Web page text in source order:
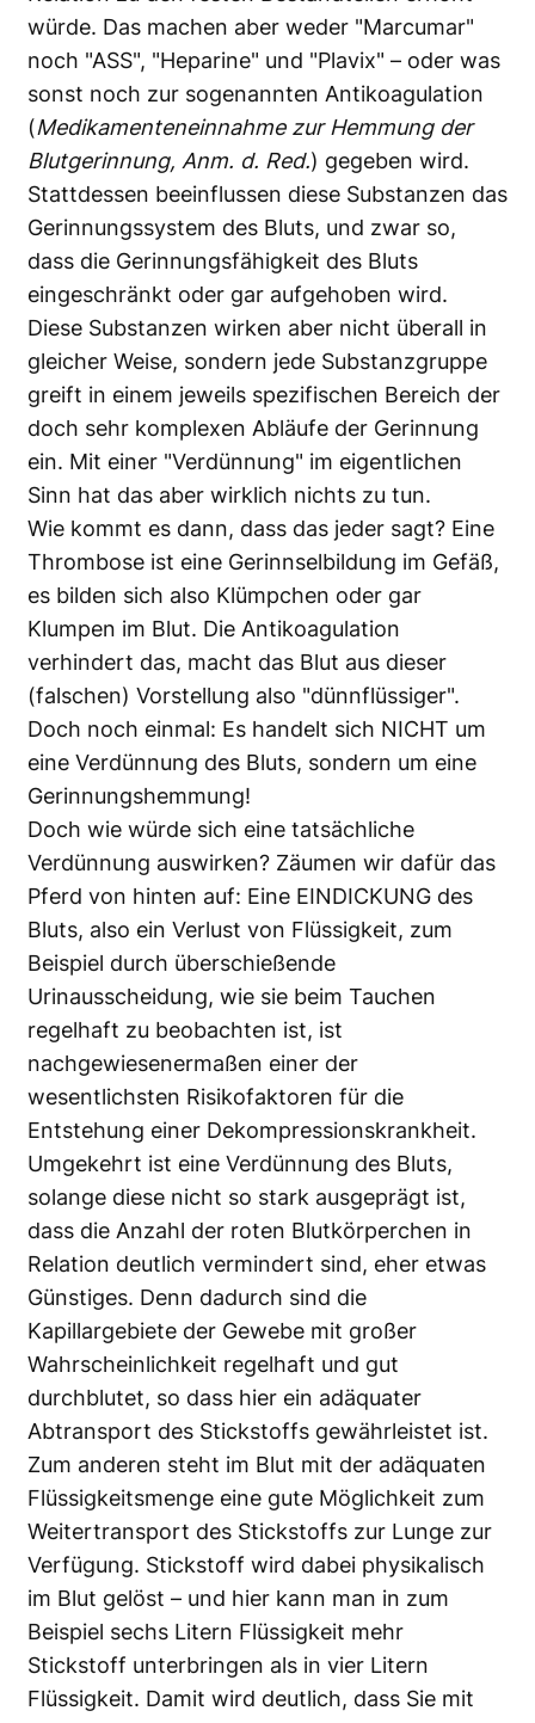
würde. Das machen aber weder "Marcumar"
noch "ASS", "Heparine" und "Plavix" – oder was
sonst noch zur sogenannten Antikoagulation
(Medikamenteneinnahme zur Hemmung der
Blutgerinnung, Anm. d. Red.) gegeben wird.
Stattdessen beeinflussen diese Substanzen das
Gerinnungssystem des Bluts, und zwar so,
dass die Gerinnungsfähigkeit des Bluts
eingeschränkt oder gar aufgehoben wird.
Diese Substanzen wirken aber nicht überall in
gleicher Weise, sondern jede Substanzgruppe
greift in einem jeweils spezifischen Bereich der
doch sehr komplexen Abläufe der Gerinnung
ein. Mit einer "Verdünnung" im eigentlichen
Sinn hat das aber wirklich nichts zu tun.
Wie kommt es dann, dass das jeder sagt? Eine
Thrombose ist eine Gerinnselbildung im Gefäß,
es bilden sich also Klümpchen oder gar
Klumpen im Blut. Die Antikoagulation
verhindert das, macht das Blut aus dieser
(falschen) Vorstellung also "dünnflüssiger".
Doch noch einmal: Es handelt sich NICHT um
eine Verdünnung des Bluts, sondern um eine
Gerinnungshemmung!
Doch wie würde sich eine tatsächliche
Verdünnung auswirken? Zäumen wir dafür das
Pferd von hinten auf: Eine EINDICKUNG des
Bluts, also ein Verlust von Flüssigkeit, zum
Beispiel durch überschießende
Urinausscheidung, wie sie beim Tauchen
regelhaft zu beobachten ist, ist
nachgewiesenermaßen einer der
wesentlichsten Risikofaktoren für die
Entstehung einer Dekompressionskrankheit.
Umgekehrt ist eine Verdünnung des Bluts,
solange diese nicht so stark ausgeprägt ist,
dass die Anzahl der roten Blutkörperchen in
Relation deutlich vermindert sind, eher etwas
Günstiges. Denn dadurch sind die
Kapillargebiete der Gewebe mit großer
Wahrscheinlichkeit regelhaft und gut
durchblutet, so dass hier ein adäquater
Abtransport des Stickstoffs gewährleistet ist.
Zum anderen steht im Blut mit der adäquaten
Flüssigkeitsmenge eine gute Möglichkeit zum
Weitertransport des Stickstoffs zur Lunge zur
Verfügung. Stickstoff wird dabei physikalisch
im Blut gelöst – und hier kann man in zum
Beispiel sechs Litern Flüssigkeit mehr
Stickstoff unterbringen als in vier Litern
Flüssigkeit. Damit wird deutlich, dass Sie mit